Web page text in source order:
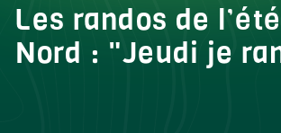
Les randos de
Nord : "Jeudi je